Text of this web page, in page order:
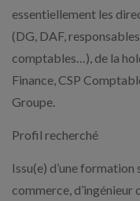
essentiellement les
(DG, DAF,
comptables…), de la
Finance, CSP
Groupe.
Profil recherché
Issu(e) d’une
commerce, d’ingénieur